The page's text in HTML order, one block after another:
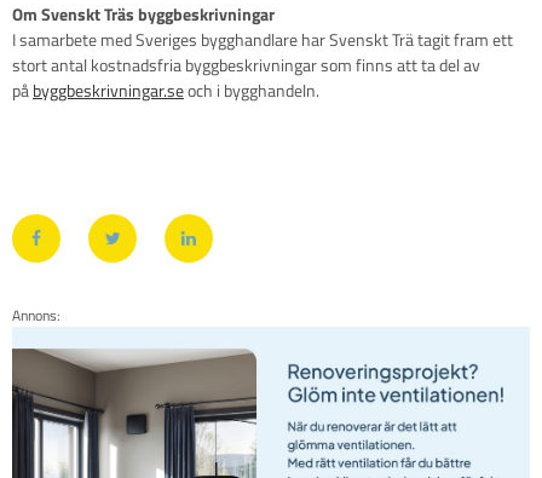
Om Svenskt Träs byggbeskrivningar
I samarbete med Sveriges bygghandlare har Svenskt Trä tagit fram ett
stort antal kostnadsfria byggbeskrivningar som finns att ta del av
påbyggbeskrivningar.seoch i bygghandeln.
Annons: